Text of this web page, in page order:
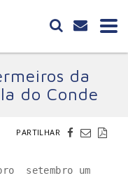
da
do Conde
PARTILHAR
setembro um